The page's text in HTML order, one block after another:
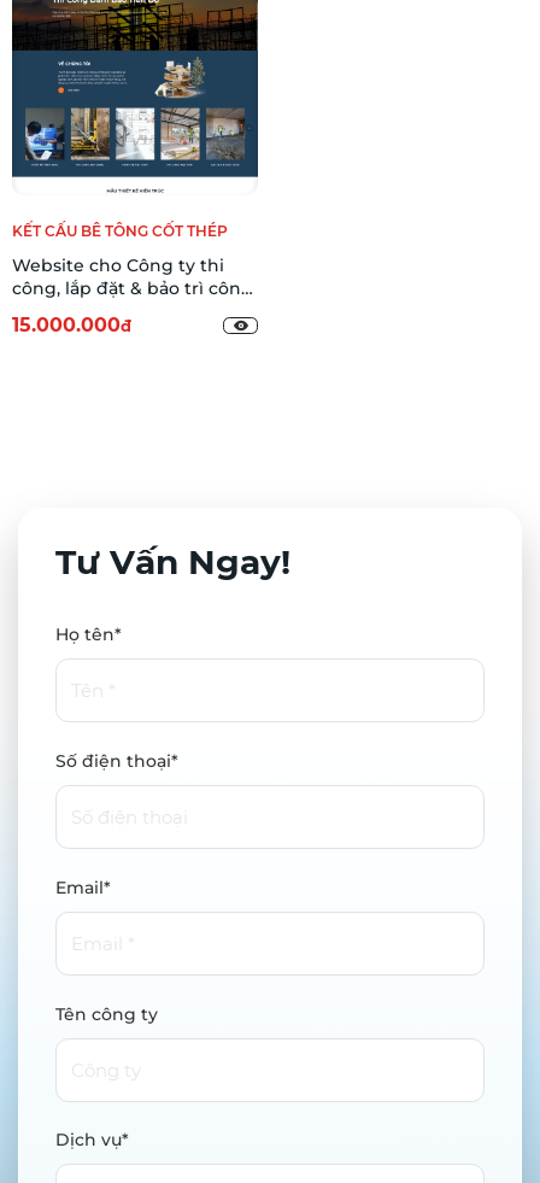
KẾT CẤU BÊ TÔNG CỐT THÉP
Website cho Công ty thi
công, lắp đặt & bảo trì công
15.000.000đ
Tư Vấn Ngay!
Họ tên*
Số điện thoại*
Email*
Tên công ty
Dịch vụ*